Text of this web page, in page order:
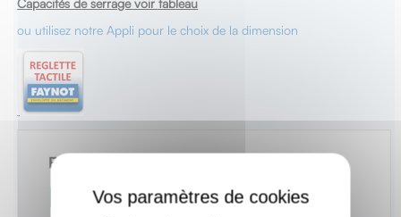
Capacités de serrage voir tableau
ou utilisez notre Appli pour le choix de la dimension